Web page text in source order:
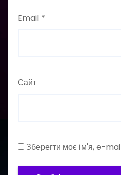
Email *
Сайт
Зберегти моє ім'я, e-